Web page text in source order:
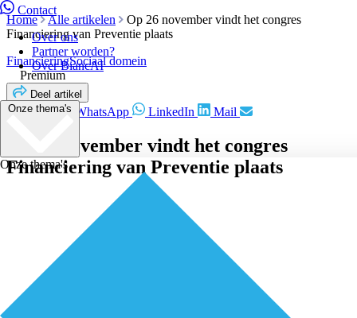
Contact
Over ons
Partner worden?
Over BiancAI
Onze thema's
Onze thema's
Home Alle artikelen
Op 26 november vindt het congres
Financiering van Preventie plaats
FinancieringSociaal domein
Premium
Deel artikel
Facebook WhatsApp LinkedIn Mail
Op 26 november vindt het congres
Financiering van Preventie plaats